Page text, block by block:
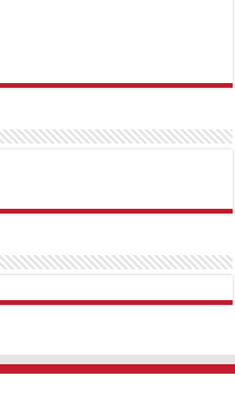
TipobetMatadorbetMariobet